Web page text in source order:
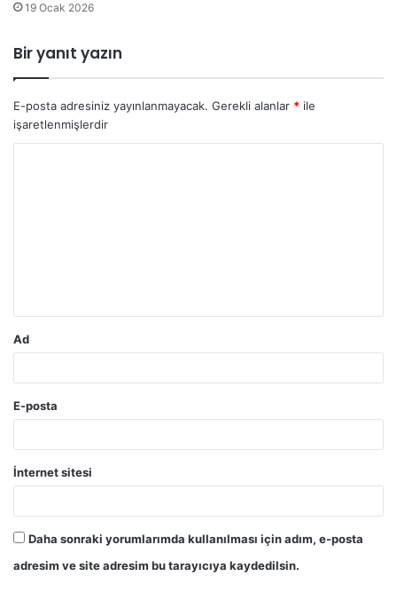
19 Ocak 2026
Bir yanıt yazın
E-posta adresiniz yayınlanmayacak. Gerekli alanlar * ile
işaretlenmişlerdir
Ad
E-posta
İnternet sitesi
Daha sonraki yorumlarımda kullanılması için adım, e-posta
adresim ve site adresim bu tarayıcıya kaydedilsin.